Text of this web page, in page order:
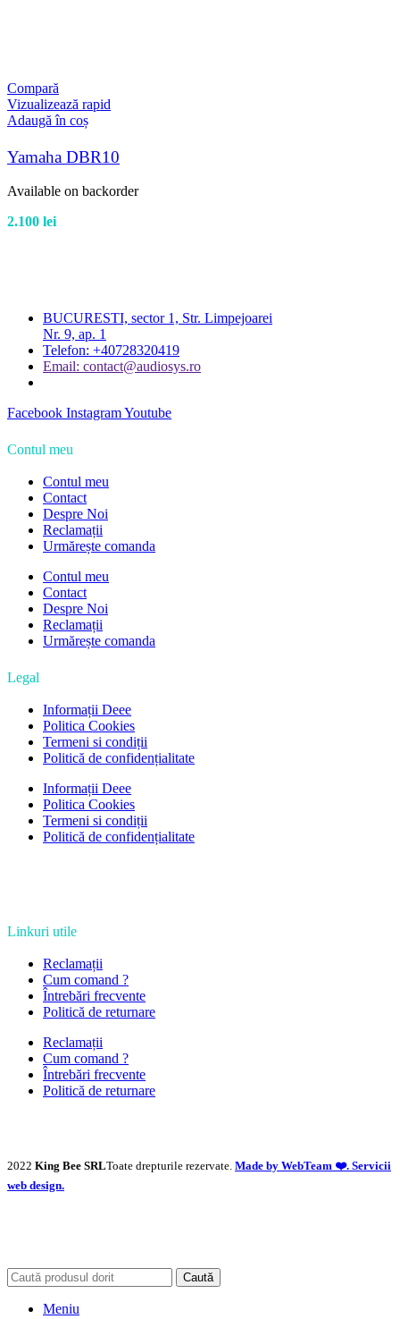
Compară
Vizualizează rapid
Adaugă în coș
Yamaha DBR10
Available on backorder
2.100 lei
BUCURESTI, sector 1, Str. Limpejoarei
Nr. 9, ap. 1
Telefon: +40728320419
Email: contact@audiosys.ro
Facebook InstagramYoutube
Contul meu
Contul meu
Contact
Despre Noi
Reclamații
Urmărește comanda
Contul meu
Contact
Despre Noi
Reclamații
Urmărește comanda
Legal
Informații Deee
Politica Cookies
Termeni si condiții
Politică de confidențialitate
Informații Deee
Politica Cookies
Termeni si condiții
Politică de confidențialitate
Linkuri utile
Reclamații
Cum comand ?
Întrebări frecvente
Politică de returnare
Reclamații
Cum comand ?
Întrebări frecvente
Politică de returnare
2022 King Bee SRLToate drepturile rezervate. Made by WebTeam ❤️. Servicii
web design.
Caută
Meniu